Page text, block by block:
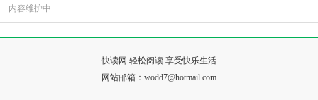
内容维护中
快读网 轻松阅读 享受快乐生活
网站邮箱：wodd7@hotmail.com